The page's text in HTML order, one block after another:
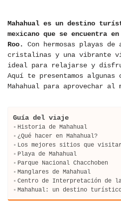
Mahahual es un destino
mexicano que se encuentra
Roo.
Con hermosas playas
cristalinas y una vibrante
ideal para relajarse y
Aquí te presentamos algunas
Mahahual para aprovechar al
Guía del viaje
Historia de Mahahual
¿Qué hacer en Mahahual?
Los mejores sitios que visitar
Playa de Mahahual
Parque Nacional Chacchoben
Manglares de Mahahual
Centro de Interpretación de la
Mahahual: un destino